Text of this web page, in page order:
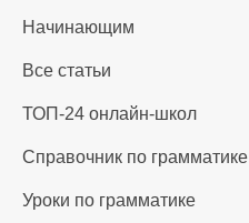
Начинающим
Все статьи
ТОП-24 онлайн-школ
Справочник по грамматике
Уроки по грамматике